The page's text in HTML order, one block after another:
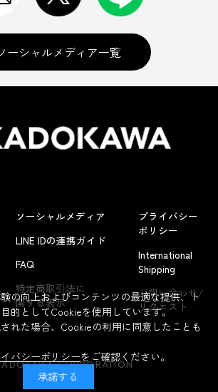
よくあるお問い合わせ
ーシャルメディア一覧
ソーシャルメディア
LINE IDの連携ガイド
FAQ
特定商取引法に
関する表示
プライバシー
ポリシー
International
Shipping
お問い合わせ/
リクエスト
CORPORATION
の向上およびコンテンツの最適な提供、ト
的としてCookieを使用しています。
れた場合、Cookieの利用に同意したことも
バシーポリシーをご確認ください。
承諾する